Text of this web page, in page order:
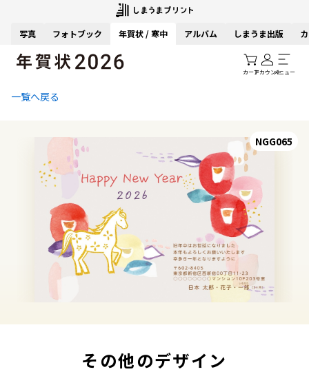
写真 フォトブック 年賀状 / 寒中 アルバム しまうま出版
カートアカウントメニュー
一覧へ戻る
NGG065
その他のデザイン